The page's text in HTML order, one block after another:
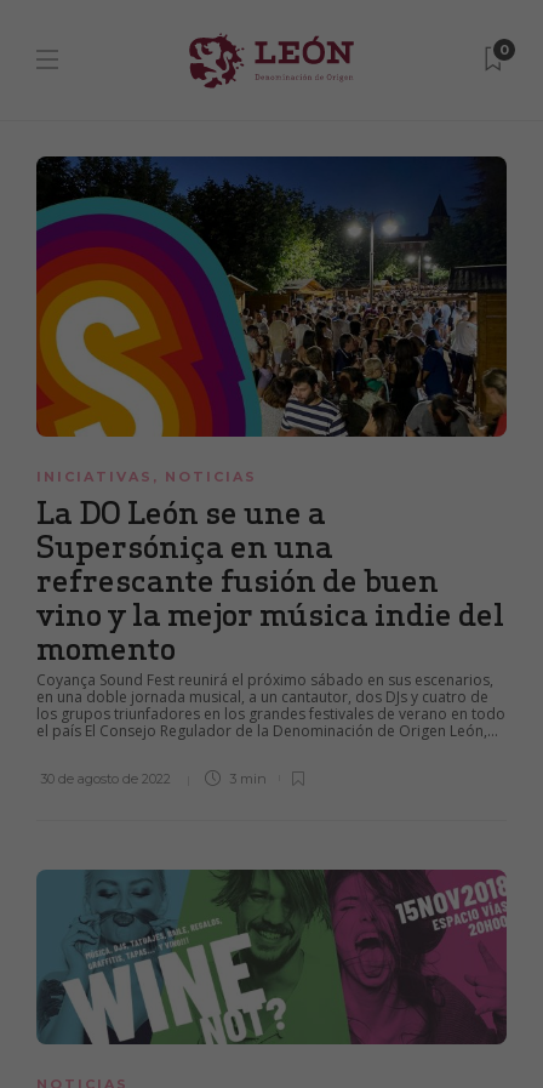
0
INICIATIVAS , NOTICIAS
La DO León se une a
Supersóniça en una
refrescante fusión de buen
vino y la mejor música indie del
momento
Coyança Sound Fest reunirá el próximo sábado en sus escenarios,
en una doble jornada musical, a un cantautor, dos DJs y cuatro de
los grupos triunfadores en los grandes festivales de verano en todo
el país El Consejo Regulador de la Denominación de Origen León,...
30 de agosto de 2022 3 min
NOTICIAS